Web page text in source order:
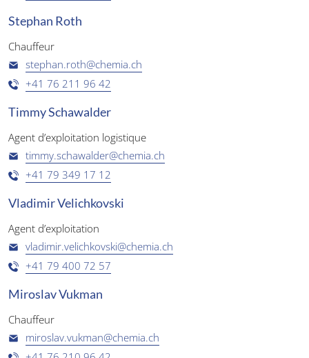
Stephan Roth
Chauffeur
stephan.roth@chemia.ch
+41 76 211 96 42
Timmy Schawalder
Agent d’exploitation logistique
timmy.schawalder@chemia.ch
+41 79 349 17 12
Vladimir Velichkovski
Agent d’exploitation
vladimir.velichkovski@chemia.ch
+41 79 400 72 57
Miroslav Vukman
Chauffeur
miroslav.vukman@chemia.ch